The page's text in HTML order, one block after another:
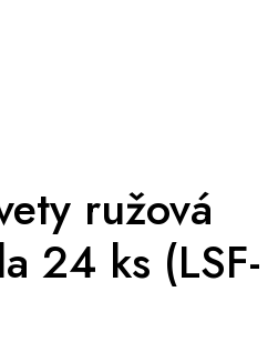
ružová
24 ks (LSF-